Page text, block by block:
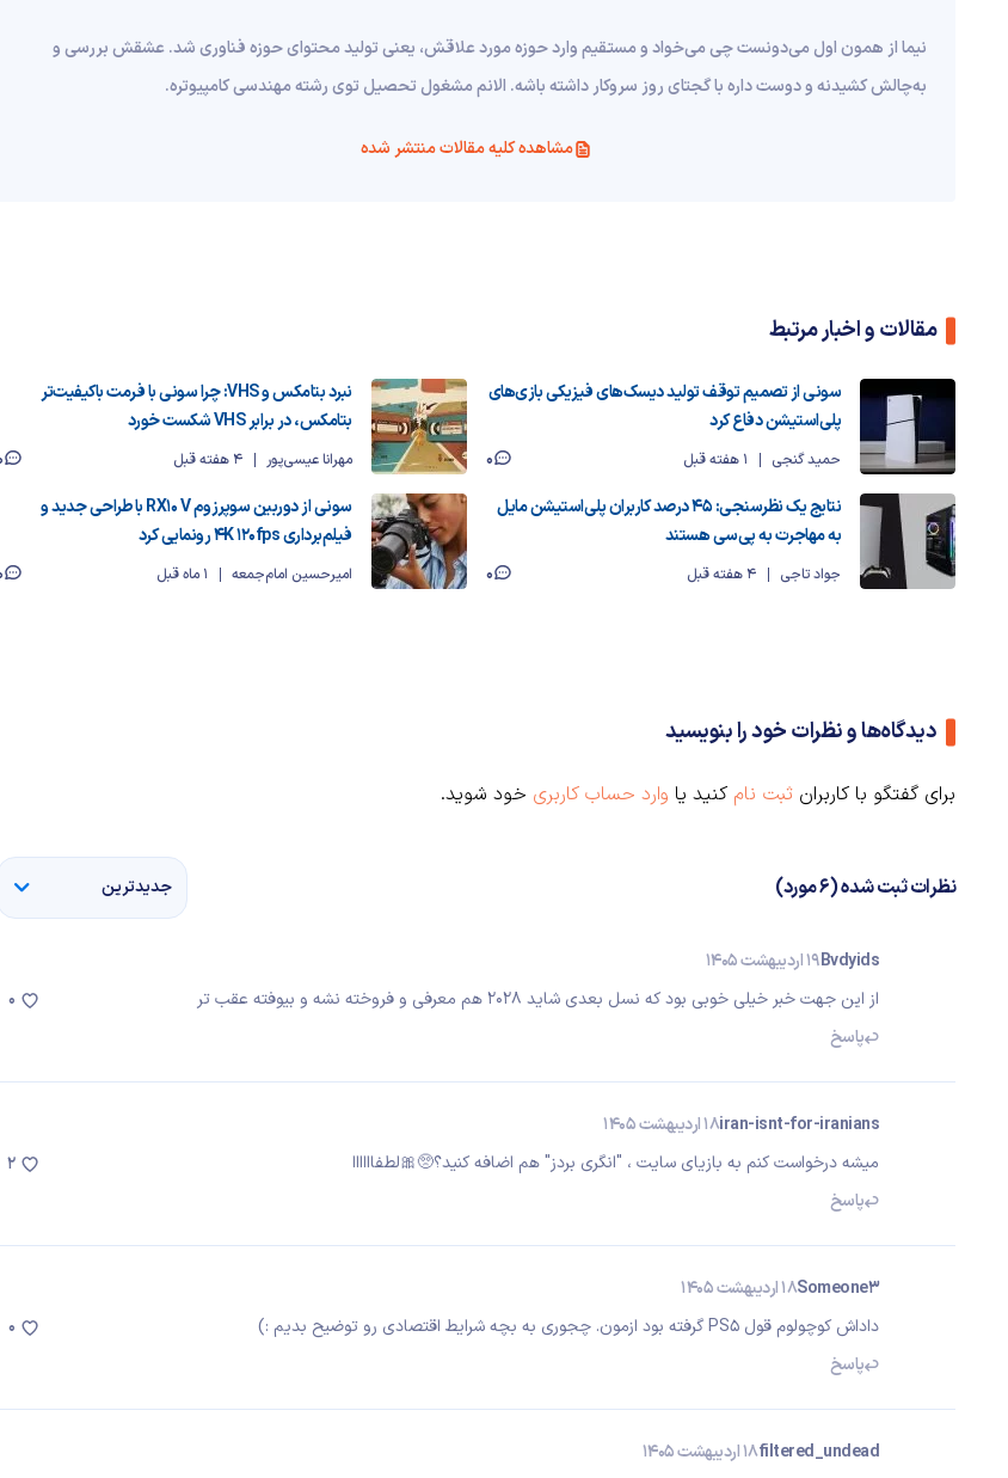
نیما از همون اول می‌دونست چی می‌خواد و مستقیم وارد حوزه مورد علاقش، یعنی تولید محتوای حوزه فناوری شد. عشقش بررسی و
به‌چالش کشیدنه و دوست داره با گجتای روز سروکار داشته باشه. الانم مشغول تحصیل توی رشته مهندسی کامپیوتره.
مشاهده کلیه مقالات منتشر شده
مقالات و اخبار مرتبط
سونی از تصمیم توقف تولید دیسک‌های فیزیکی بازی‌های
پلی‌استیشن دفاع کرد
حمید گنجی 1 هفته قبل 0
نبرد بتامکس و VHS: چرا سونی با فرمت باکیفیت‌تر
بتامکس، در برابر VHS شکست خورد
مهرانا عیسی‌پور 4 هفته قبل
نتایج یک نظرسنجی: ۴۵ درصد کاربران پلی‌استیشن مایل
به مهاجرت به پی‌سی هستند
جواد تاجی 4 هفته قبل 0
سونی از دوربین سوپرزوم RX10 V با طراحی جدید و
فیلم‌برداری 4K 120fps رونمایی کرد
امیرحسین امام‌جمعه 1 ماه قبل
دیدگاه‌ها و نظرات خود را بنویسید
برای گفتگو با کاربران ثبت نام کنید یا وارد حساب کاربری خود شوید.
نظرات ثبت شده (6 مورد) جدیدترین
Bvdyids19 اردیبهشت 1405
از این جهت خبر خیلی خوبی بود که نسل بعدی شاید ۲۰۲۸ هم معرفی و فروخته نشه و بیوفته عقب تر
پاسخ
0
iran-isnt-for-iranians18 اردیبهشت 1405
میشه درخواست کنم به بازیای سایت ، "انگری بردز" هم اضافه کنید؟🥺🎀لطفاااااا
پاسخ
2
Someone318 اردیبهشت 1405
داداش کوچولوم قول PS5 گرفته بود ازمون. چجوری به بچه شرایط اقتصادی رو توضیح بدیم :)
پاسخ
0
filtered_undead18 اردیبهشت 1405